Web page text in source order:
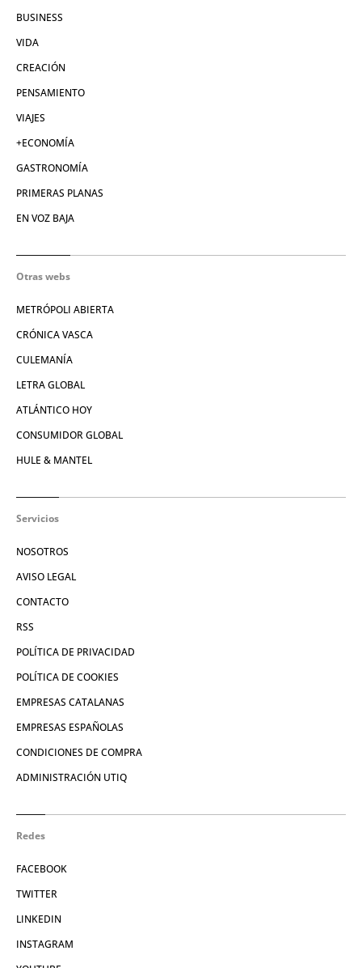
BUSINESS
VIDA
CREACIÓN
PENSAMIENTO
VIAJES
+ECONOMÍA
GASTRONOMÍA
PRIMERAS PLANAS
EN VOZ BAJA
Otras webs
METRÓPOLI ABIERTA
CRÓNICA VASCA
CULEMANÍA
LETRA GLOBAL
ATLÁNTICO HOY
CONSUMIDOR GLOBAL
HULE & MANTEL
Servicios
NOSOTROS
AVISO LEGAL
CONTACTO
RSS
POLÍTICA DE PRIVACIDAD
POLÍTICA DE COOKIES
EMPRESAS CATALANAS
EMPRESAS ESPAÑOLAS
CONDICIONES DE COMPRA
ADMINISTRACIÓN UTIQ
Redes
FACEBOOK
TWITTER
LINKEDIN
INSTAGRAM